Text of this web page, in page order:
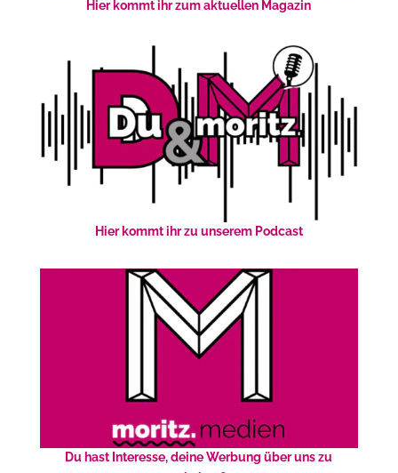
Hier kommt ihr zum aktuellen Magazin
Hier kommt ihr zu unserem Podcast
Du hast Interesse, deine Werbung über uns zu